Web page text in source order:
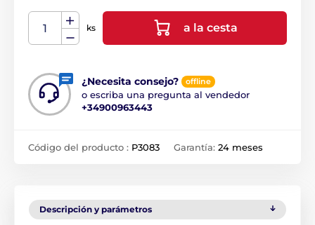
ks a la cesta
¿Necesita consejo? offline
o escriba una pregunta al vendedor
+34900963443
Código del producto : P3083 Garantía: 24 meses
Descripción y parámetros